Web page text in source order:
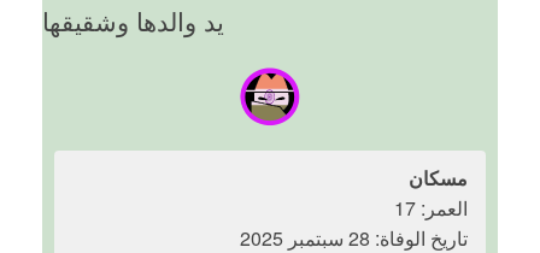
يد والدها وشقيقها
مسكان
العمر: 17
تاريخ الوفاة: 28 سبتمبر 2025